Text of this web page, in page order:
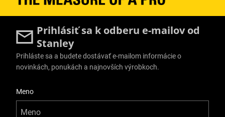
Prihlásiť sa k odberu e-mailov od
Stanley
Prihláste sa a budete dostávať e-mailom informácie o
novinkách, ponukách a najnovších výrobkoch.
Meno